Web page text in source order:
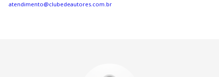
atendimento@clubedeautores.com.br